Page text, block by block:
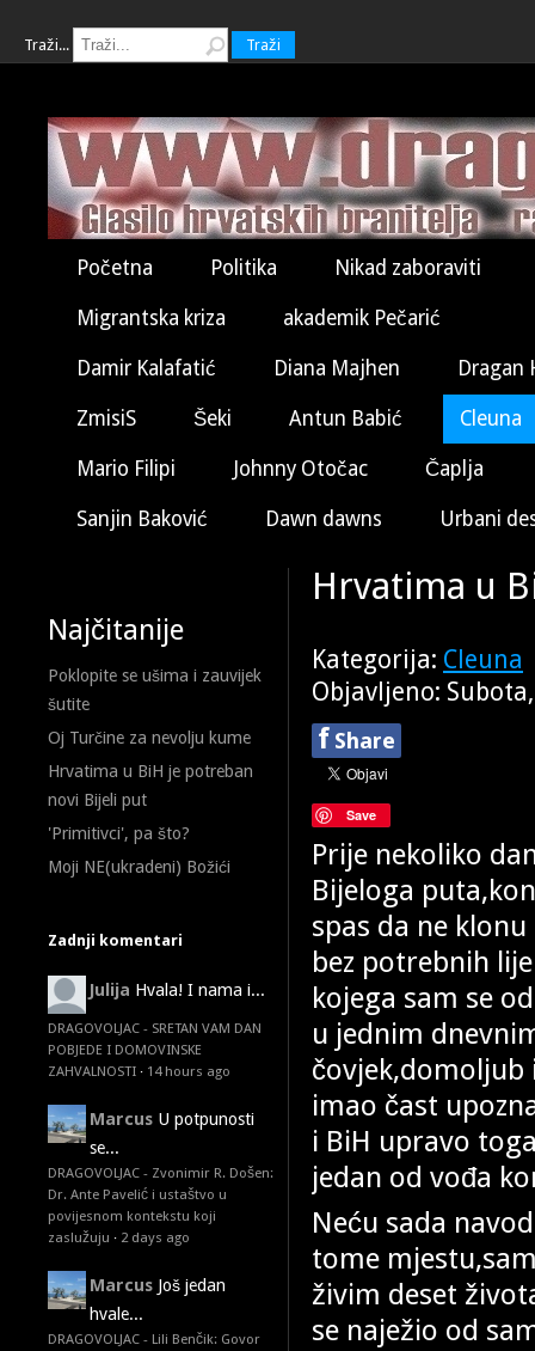
Traži... Traži
Početna Politika Nikad zaboraviti
Migrantska kriza akademik Pečarić
Damir Kalafatić Diana Majhen Dragan
ZmisiS Šeki Antun Babić Cleuna
Mario Filipi Johnny Otočac Čaplja
Sanjin Baković Dawn dawns Urbani
Najčitanije
Poklopite se ušima i zauvijek
šutite
Oj Turčine za nevolju kume
Hrvatima u BiH je potreban
novi Bijeli put
'Primitivci', pa što?
Moji NE(ukradeni) Božići
Zadnji komentari
Julija Hvala! I nama i...
DRAGOVOLJAC - SRETAN VAM DAN
POBJEDE I DOMOVINSKE
ZAHVALNOSTI · 14 hours ago
Marcus U potpunosti
se...
DRAGOVOLJAC - Zvonimir R. Došen:
Dr. Ante Pavelić i ustaštvo u
povijesnom kontekstu koji
zaslužuju · 2 days ago
Marcus Još jedan
hvale...
DRAGOVOLJAC - Lili Benčik: Govor
Hrvatima u
Kategorija: Cleuna
Objavljeno:
f Share
Save
Prije nekoliko
Bijeloga
spas da ne
bez potrebnih
kojega sam se
u jednim
čovjek,domoljub
imao čast
i BiH upravo
jedan od vođa
Neću sada
tome
živim deset
se naježio od